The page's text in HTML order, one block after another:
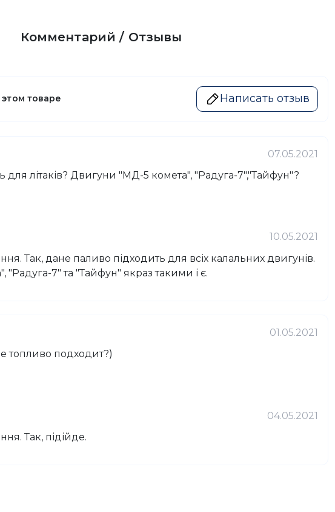
Комментарий / Отзывы
товаре Написать отзыв
07.05.2021
для літаків? Двигуни "МД-5 комета", "Радуга-7","Тайфун"?
10.05.2021
Так, дане паливо підходить для всіх калальних двигунів.
7" та "Тайфун" якраз такими і є.
01.05.2021
топливо подходит?)
04.05.2021
Так, підійде.